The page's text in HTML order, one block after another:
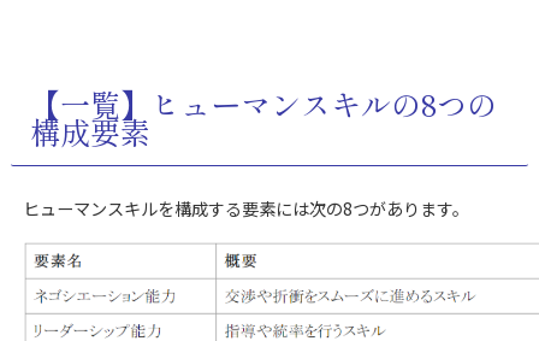
【一覧】ヒューマンスキルの8つの
構成要素
ヒューマンスキルを構成する要素には次の8つがあります。